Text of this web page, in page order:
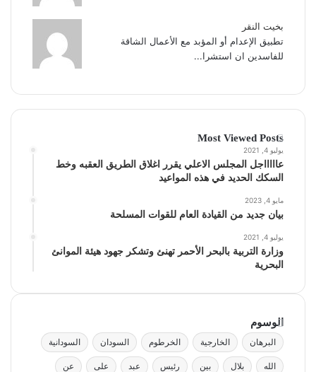
بخيت النقر
تطبيق الإعدام أو المؤبد مع الأعمال الشاقة
للفاسدين ان استشرا...
Most Viewed Posts
يوليو 4, 2021
عاااااجل المجلس الاعلي يقرر اغلاق الطريق العقبه وخط
السكك الحديد في هذه المواعيد
مايو 4, 2023
بيان جديد من القيادة العام للقوات المسلحة
يوليو 4, 2021
وزارة التربية بالبحر الأحمر تهنئ وتشكر جهود هيئة الموانئ
البحرية
الوسوم
البرهان الخارجية الخرطوم السودان السودانية
الله بلال بين رئيس عبد على عن